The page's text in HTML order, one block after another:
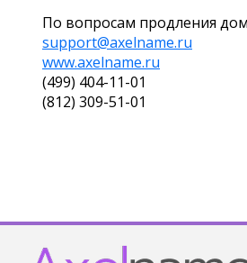
По вопросам продления
support@axelname.ru
www.axelname.ru
(499) 404-11-01
(812) 309-51-01